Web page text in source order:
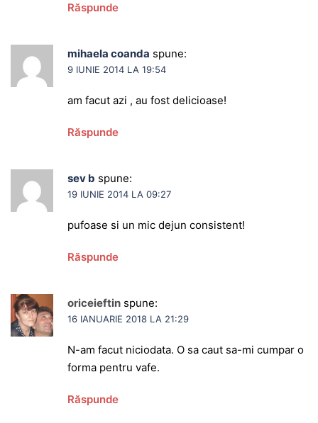
Răspunde
mihaela coanda spune:
9 IUNIE 2014 LA 19:54
am facut azi , au fost delicioase!
Răspunde
sev b spune:
19 IUNIE 2014 LA 09:27
pufoase si un mic dejun consistent!
Răspunde
oriceieftin spune:
16 IANUARIE 2018 LA 21:29
N-am facut niciodata. O sa caut sa-mi cumpar o
forma pentru vafe.
Răspunde